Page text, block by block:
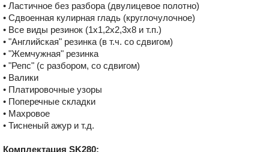
• Ластичное без разбора (двулицевое полотно)
• Сдвоенная кулирная гладь (круглочулочное)
• Все виды резинок (1х1,2х2,3х8 и т.п.)
• "Английская" резинка (в т.ч. со сдвигом)
• "Жемчужная" резинка
• "Репс" (с разбором, со сдвигом)
• Валики
• Платировочные узоры
• Поперечные складки
• Махровое
• Тисненый ажур и т.д.
Комплектация SK280: